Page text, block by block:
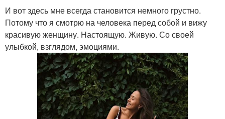
И вот здесь мне всегда становится немного грустно.
Потому что я смотрю на человека перед собой и вижу
красивую женщину. Настоящую. Живую. Со своей
улыбкой, взглядом, эмоциями.